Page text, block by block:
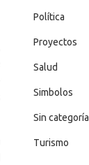
Política
Proyectos
Salud
Simbolos
Sin categoría
Turismo